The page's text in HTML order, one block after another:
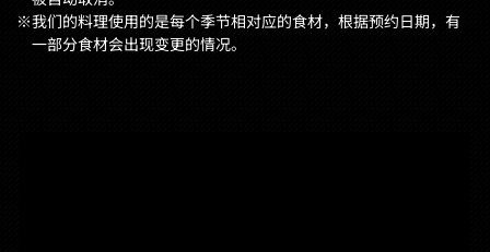
※我们的料理使用的是每个季节相对应的食材，根据预约日期，有
一部分食材会出现变更的情况。